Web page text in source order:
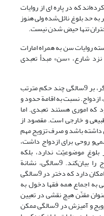
که در پاره ای از روایات
به حد بلوغ نائل‌شده ولی هنوز
تنها حیض شدن نیست.
روایات سن به همراه امارات
شارع، «سن» مبدأ تعبدی
در این احادیث معتبرالسند و روایات دیگر، بر 9سالگی چند حکم مترتب
نسبت به اقامة حدود و
اموری هستند تعبدی. اما
و خارجی است. مقصود از
داشته باشد و صرف تزویج مهم
روحی برای ازدواج داشت،
لذا «9سالگی» در بلوغ موضوعیّت ندارد، بلکه
می‌خواهد کمترین مراتب قابلیت ازدواج را بیان‌کند. 9سالگی، نشانة
حصول این آمادگی در خارج است. البته امکان دارد که دختر در 9سالگی
به اجماع همه فقها دخول به
مقنّن هیچ نقشی در تعیین
سن ازدواج ندارد. بلکه امکان قابلیت تزویج و آمیزش در 9سالگی ممکن